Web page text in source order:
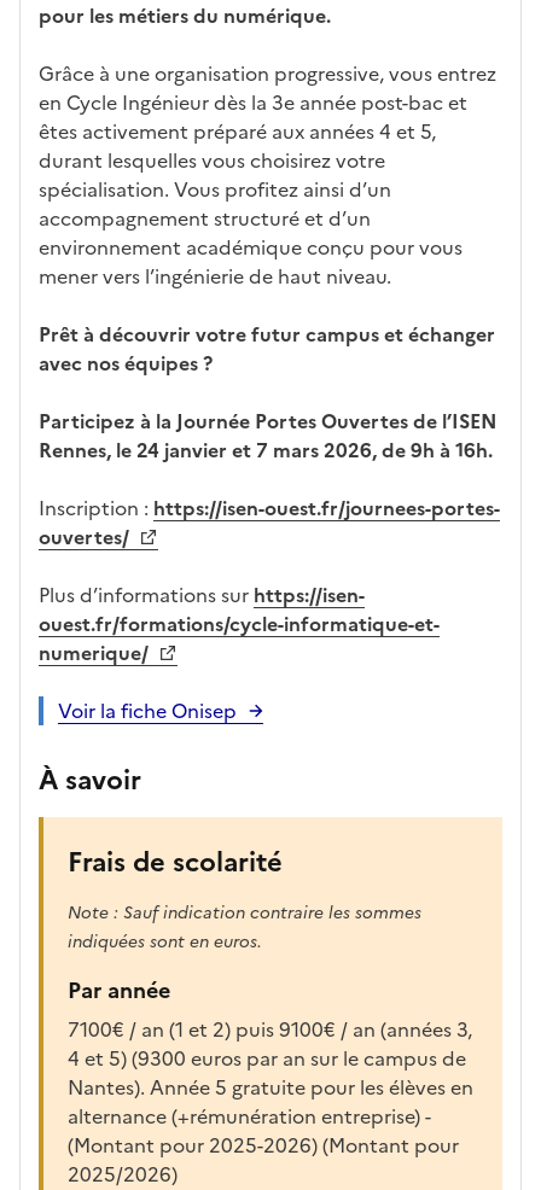
-
a
p
r
è
s
,
l
p
e
s
r
e
c
r
i
c
h
e
r
pour les métiers du numérique.
Grâce à une organisation progressive, vous entrez
en Cycle Ingénieur dès la 3e année post-bac et
êtes activement préparé aux années 4 et 5,
durant lesquelles vous choisirez votre
spécialisation. Vous profitez ainsi d’un
accompagnement structuré et d’un
environnement académique conçu pour vous
mener vers l’ingénierie de haut niveau.
Prêt à découvrir votre futur campus et échanger
avec nos équipes ?
Participez à la Journée Portes Ouvertes de l’ISEN
Rennes, le 24 janvier et 7 mars 2026, de 9h à 16h.
Inscription : https://isen-ouest.fr/journees-portes-
ouvertes/
Plus d’informations sur https://isen-
ouest.fr/formations/cycle-informatique-et-
numerique/
Voir la fiche Onisep
À savoir
Frais de scolarité
Note : Sauf indication contraire les sommes
indiquées sont en euros.
Par année
7100€ / an (1 et 2) puis 9100€ / an (années 3,
4 et 5) (9300 euros par an sur le campus de
Nantes). Année 5 gratuite pour les élèves en
alternance (+rémunération entreprise) -
(Montant pour 2025-2026) (Montant pour
2025/2026)